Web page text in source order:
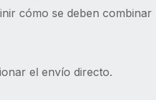
cómo se deben
el envío directo.